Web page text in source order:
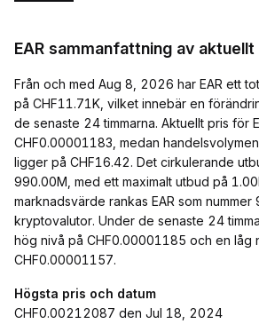
EAR sammanfattning av aktuellt
Från och med Aug 8, 2026 har EAR ett
på CHF11.71K, vilket innebär en
de senaste 24 timmarna. Aktuellt pris för
CHF0.00001183, medan
ligger på CHF16.42. Det cirkulerande
990.00M, med ett maximalt utbud på
marknadsvärde rankas EAR som
kryptovalutor. Under de senaste 24
hög nivå på CHF0.00001185 och en låg
CHF0.00001157.
Högsta pris och datum
CHF0.00212087 den Jul 18, 2024